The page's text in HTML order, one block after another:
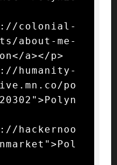
colonial-
about-me-
a></p>
humanity-
po
hackernoo